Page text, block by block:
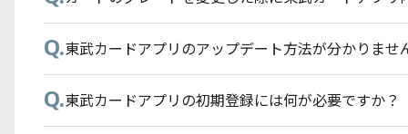
Q.現在使用している別のPASMOに東京スカイツリー
Q.PASMOオートチャージがあるのにどうやって残高を
Q.東武カードアプリのアップデート方法が分かりませ
Q.東武カードアプリの初期登録には何が必要ですか？